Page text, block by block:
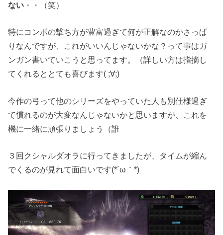
ない ・・（笑）
特にコンボの撃ち方が豊富過ぎて何が正解なのかさっぱ
りなんですが、これがいいんじゃないかな？って事はガ
ンガン書いていこうと思ってます。（詳しい方は指摘し
てくれるととても喜びます( ;∀;)
今作の弓って他のシリーズをやっていた人も別仕様過ぎ
て慣れるのが大変なんじゃないかと思いますが、これを
機に一緒に頑張りましょう（誰
３回クシャルダオラに行ってきましたが、タイムが縮ん
でくるのが見れて面白いです(*´ω｀*)